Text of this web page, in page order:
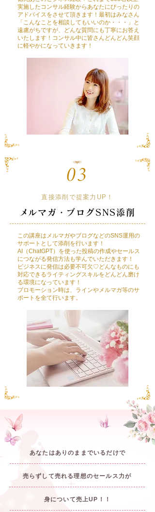
実施したコンサル経験からあなたにぴったりの
アドバイスをさせて頂きます！最初はみなさん
「こんなことを相談してもいいのか・・・」と
遠慮がちですが、どんな質問にも丁寧にお答え
いたします！コンサル中に皆さんどんどん笑顔
に軽やかになっていきます！
直接添削で提案力UP！
​メルマガ・ブログSNS添削
この講座はメルマガやブログなどのSNS運用の
サポートとして添削を行います！
AI（ChatGPT）を使った投稿の作成やセールス
につながる発信方法も学んでいただきます！
​ビジネスに発信は必要不可欠♡どんなものにも
対応できるライティングスキルをどんどん磨け
る環境になっています！
​プロモーション時は、ラインやメルマガ等のサ
ポートを全て行います。
あなたはありのままでいるだけで
​売らずして売れる理想のセールス力が
身について売上UP！！